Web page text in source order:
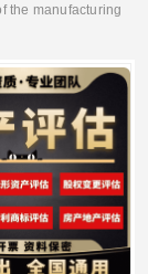
the manufacturing